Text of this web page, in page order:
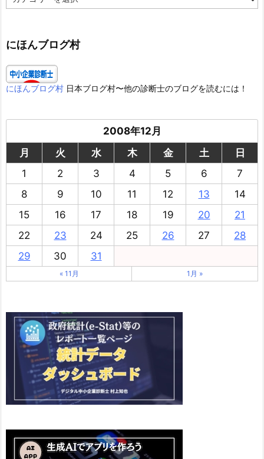
テ
ー
にほんブログ村
にほんブログ村 日本ブログ村〜他の診断士のブログを読むには！
2008年12月
月
火 水 木 金 土
日
1
2 3 4 5 6
7
8
9 10 11 12 13
14
15
16 17 18 19 20
21
22
23 24 25 26 27
28
29
30 31
« 11月 1月 »